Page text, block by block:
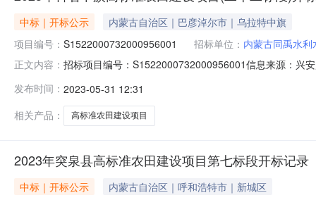
中标｜开标公示
内蒙古自治区｜巴彦淖尔市｜乌拉特中旗
项目编号： S1522000732000956001 招标单位： 内蒙古同禹水
正文内容： 招标项目编号：S1522000732000956001信息来源：兴
价:0.00元/%;工期:日历天;质量要求:;保证金金额
发布时间： 2023-05-31 12:31
相关产品：
高标准农田建设项目
2023年突泉县高标准农田建设项目第七标段开标记录
中标｜开标公示
内蒙古自治区｜呼和浩特市｜新城区